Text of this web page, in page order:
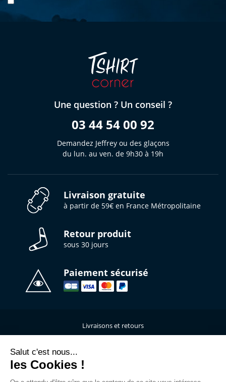
Une question ? Un conseil ?
03 44 54 00 92
Demandez Jeffrey ou des glaçons
du lun. au ven. de 9h30 à 19h
Livraison gratuite
à partir de 59€ en France Métropolitaine
Retour produit
sous 30 jours
Paiement sécurisé
Livraisons et retours
Qui sommes-nous ?
Salut c'est nous...
les Cookies !